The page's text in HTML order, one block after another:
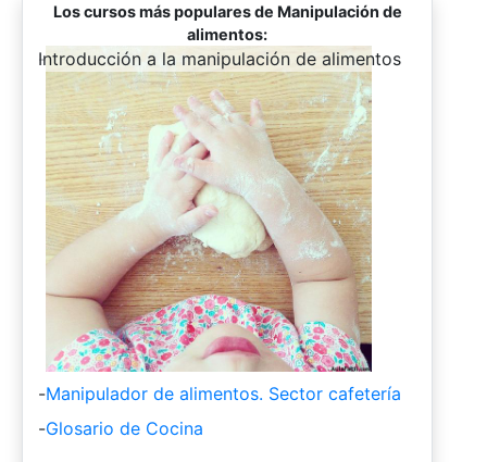
Los cursos más populares de Manipulación de
alimentos:
-
Introducción a la manipulación de alimentos
-Manipulador de alimentos. Sector cafetería
-Glosario de Cocina